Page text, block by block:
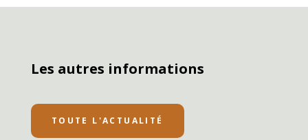
Les autres informations
TOUTE L'ACTUALITÉ